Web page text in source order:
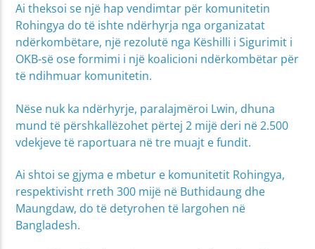
Ai theksoi se një hap vendimtar për komunitetin
Rohingya do të ishte ndërhyrja nga organizatat
ndërkombëtare, një rezolutë nga Këshilli i Sigurimit i
OKB-së ose formimi i një koalicioni ndërkombëtar për
të ndihmuar komunitetin.
Nëse nuk ka ndërhyrje, paralajmëroi Lwin, dhuna
mund të përshkallëzohet përtej 2 mijë deri në 2.500
vdekjeve të raportuara në tre muajt e fundit.
Ai shtoi se gjyma e mbetur e komunitetit Rohingya,
respektivisht rreth 300 mijë në Buthidaung dhe
Maungdaw, do të detyrohen të largohen në
Bangladesh.